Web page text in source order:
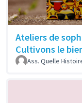
Ateliers de
Cultivons le
Ass. Quelle